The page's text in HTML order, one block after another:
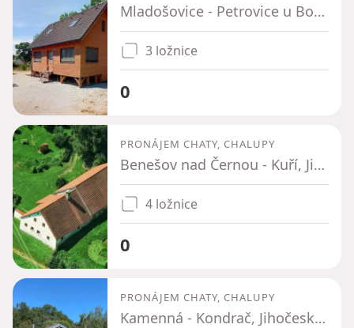
Mladošovice - Petrovice u Borovan, Jihočeský kraj
3 ložnice
0
PRONÁJEM CHATY, CHALUPY
Benešov nad Černou - Kuří, Jihočeský kraj
4 ložnice
0
PRONÁJEM CHATY, CHALUPY
Kamenná - Kondrač, Jihočeský kraj